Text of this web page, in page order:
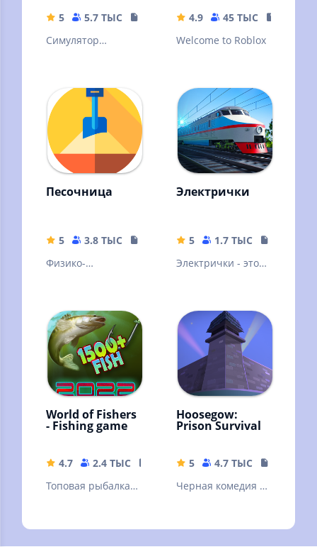
5 5.7 ТЫС
15.46 MB
Симулятор
ловить на 2 удочки
сразу
4.9 45 ТЫС
Welcome to Roblox
Песочница
5 3.8 ТЫС
3.11 MB
Физико-
игры с падающим
песком
Электрички
5 1.7 ТЫС
Электрички - это
World of Fishers
- Fishing game
4.7 2.4 ТЫС
114.61 MB
Топовая рыбалка
RPG.1288 квестов.
Hoosegow:
Prison Survival
5 4.7 ТЫС
Черная комедия о
тюрьме.